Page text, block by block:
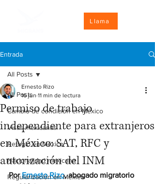
Llama
Entrada
All Posts
Cambio de condición en México
Visas mexicanas
Refugio en México
Nacionalidad mexicana
Regularización en México
All Posts
Permiso de trabajo
independiente para extranjeros
en México: SAT, RFC y
autorización del INM
Ernesto Rizo
16 jun 11 min de lectura
Por Ernesto Rizo, abogado migratorio